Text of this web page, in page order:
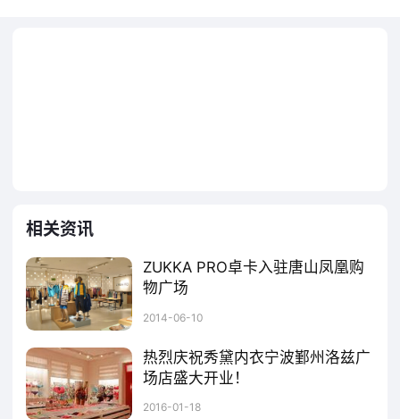
相关资讯
ZUKKA PRO卓卡入驻唐山凤凰购
物广场
2014-06-10
热烈庆祝秀黛内衣宁波鄞州洛兹广
场店盛大开业！
2016-01-18